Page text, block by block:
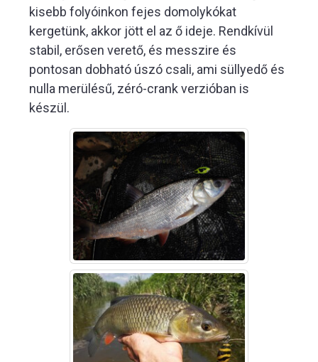
kisebb folyóinkon fejes domolykókat
kergetünk, akkor jött el az ő ideje. Rendkívül
stabil, erősen verető, és messzire és
pontosan dobható úszó csali, ami süllyedő és
nulla merülésű, zéró-crank verzióban is
készül.